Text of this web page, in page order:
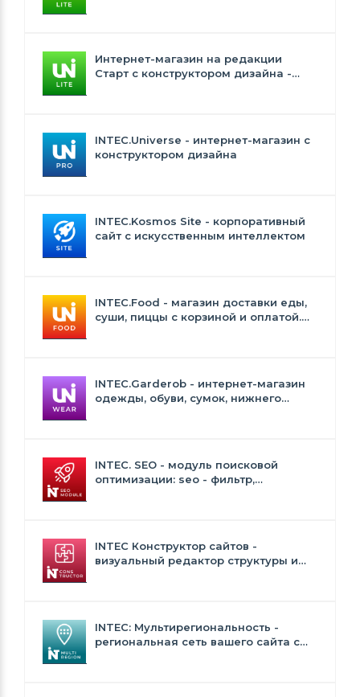
Интернет-магазин на редакции
Старт с конструктором дизайна -
INTEC.Universe - интернет-магазин с
конструктором дизайна
INTEC.Kosmos Site - корпоративный
сайт с искусственным интеллектом
INTEC.Food - магазин доставки еды,
суши, пиццы с корзиной и оплатой.
INTEC.Garderob - интернет-магазин
одежды, обуви, сумок, нижнего
INTEC. SEO - модуль поисковой
оптимизации: seo - фильтр,
INTEC Конструктор сайтов -
визуальный редактор структуры и
INTEC: Мультирегиональность -
региональная сеть вашего сайта с